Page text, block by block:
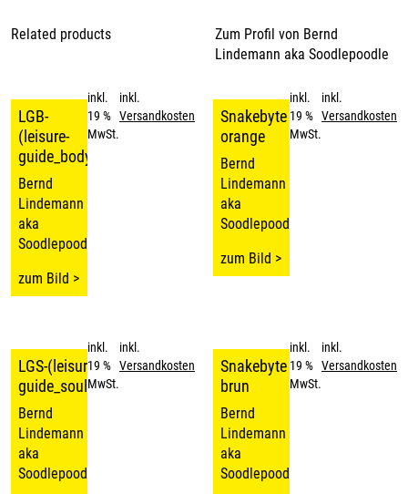
Related products Zum Profil von Bernd
Lindemann aka Soodlepoodle
LGB-
(leisure-
guide_body)
Bernd
Lindemann
aka
Soodlepoodle
zum Bild >
inkl.
19 %
MwSt.
inkl.
Versandkosten
Snakebyte .
orange
Bernd
Lindemann
aka
Soodlepoodle
zum Bild >
inkl.
19 %
MwSt.
inkl.
Versandkosten
LGS-(leisure-
guide_soul)
Bernd
Lindemann
aka
Soodlepoodle
inkl.
19 %
MwSt.
inkl.
Versandkosten
Snakebyte .
brun
Bernd
Lindemann
aka
Soodlepoodle
inkl.
19 %
MwSt.
inkl.
Versandkosten